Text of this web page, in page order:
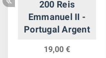
200 Reis
Emmanuel II -
Portugal Argent
19,00 €